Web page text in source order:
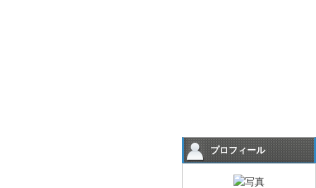
プロフィール